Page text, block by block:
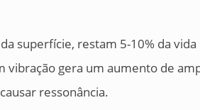
superfície, restam 5-10% da
vibração gera um aumento de
ressonância.